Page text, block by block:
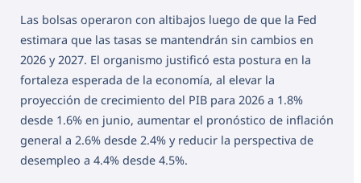
Las bolsas operaron con altibajos luego de que la Fed
estimara que las tasas se mantendrán sin cambios en
2026 y 2027. El organismo justificó esta postura en la
fortaleza esperada de la economía, al elevar la
proyección de crecimiento del PIB para 2026 a 1.8%
desde 1.6% en junio, aumentar el pronóstico de inflación
general a 2.6% desde 2.4% y reducir la perspectiva de
desempleo a 4.4% desde 4.5%.